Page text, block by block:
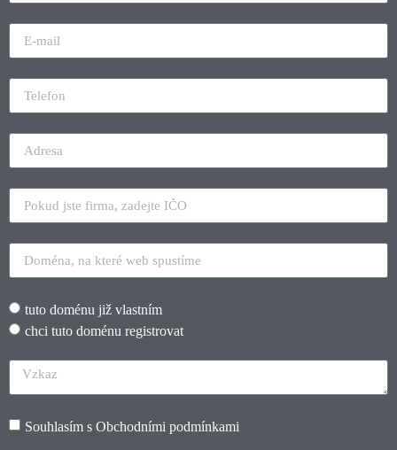
tuto doménu již vlastním
chci tuto doménu registrovat
Souhlasím s Obchodními podmínkami